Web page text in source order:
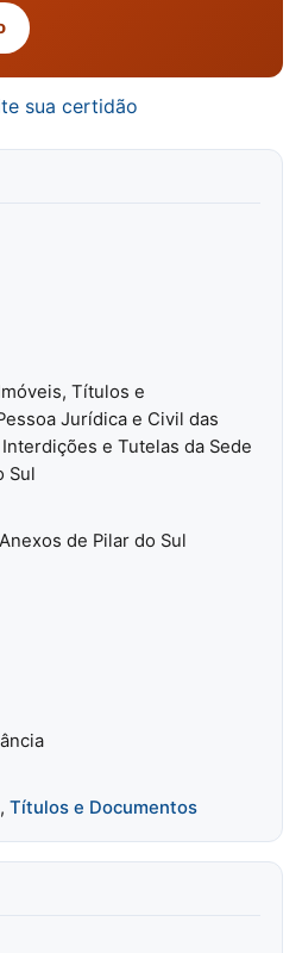
Títulos e
Jurídica e Civil das
e Tutelas da Sede
Sul
de Pilar do Sul
, Títulos e Documentos